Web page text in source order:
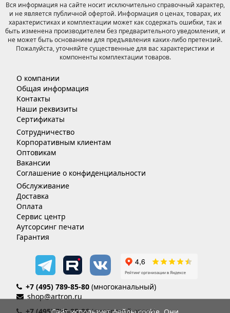
Вся информация на сайте носит исключительно справочный характер,
и не является публичной офертой. Информация о ценах, товарах, их
характеристиках и комплектации может как содержать ошибки, так и
быть изменена производителем без предварительного уведомления, и
не может быть основанием для предъявления каких-либо претензий.
Пожалуйста, уточняйте существенные для вас характеристики и
компоненты комплектации товаров.
О компании
Общая информация
Контакты
Наши реквизиты
Сертификаты
Сотрудничество
Корпоративным клиентам
Оптовикам
Вакансии
Соглашение о конфиденциальности
Обслуживание
Доставка
Оплата
Сервис центр
Аутсорсинг печати
Гарантия
+7 (495) 789-85-80 (многоканальный)
shop@artron.ru